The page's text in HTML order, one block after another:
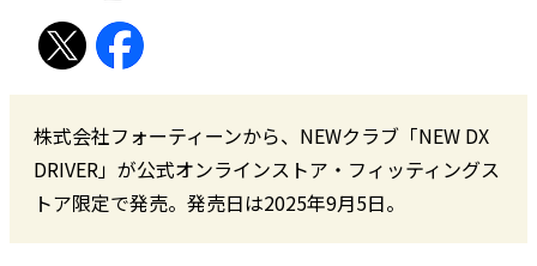
株式会社フォーティーンから、NEWクラブ「NEW DX
DRIVER」が公式オンラインストア・フィッティングス
トア限定で発売。発売日は2025年9月5日。